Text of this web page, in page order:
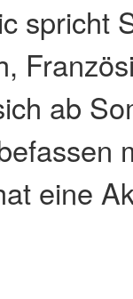
spricht
ab
eine